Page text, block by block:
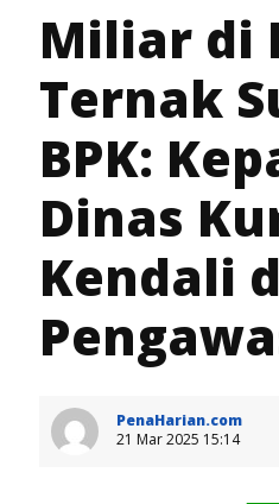
Miliar di
Ternak
BPK:
Dinas
Kendali
PenaHarian.com
21 Mar 2025 15:14